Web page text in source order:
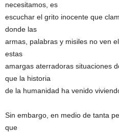
necesitamos, es
escuchar el grito inocente que
donde las
armas, palabras y misiles no ven
estas
amargas aterradoras situaciones
que la historia
de la humanidad ha venido
Sin embargo, en medio de tanta
que